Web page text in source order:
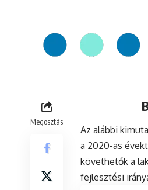
Megosztás
Az alábbi
a 2020-as
követhetők a
fejlesztési